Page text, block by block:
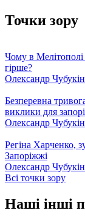
Точки зору
Чому в Мелітополі
гірше?
Олександр Чубукін
Безперевна
виклики для
Олександр Чубукін
Регіна Харченко,
Запоріжжі
Олександр Чубукін
Всі точки зору
Наші інші